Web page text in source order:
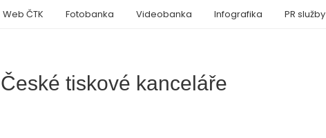
tiskové kanceláře
Web ČTK Fotobanka Videobanka Infografika PR služby